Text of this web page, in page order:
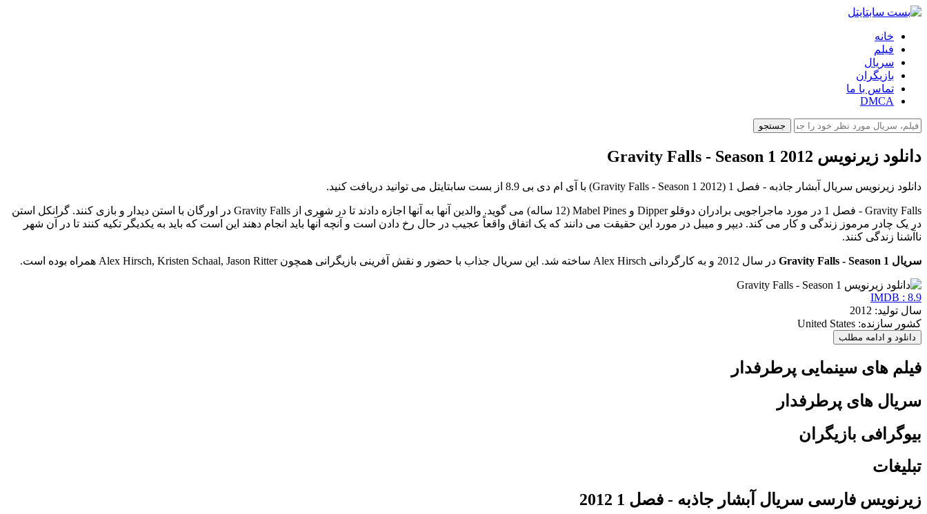
خانه
فیلم
سریال
بازیگران
تماس با ما
DMCA
جستجو
دانلود زیرنویس Gravity Falls - Season 1 2012
دانلود زیرنویس سریال آبشار جاذبه - فصل 1 (Gravity Falls - Season 1 2012) با آی ام دی بی 8.9 از بست سابتایتل می توانید دریافت کنید.
Gravity Falls - فصل 1 در مورد ماجراجویی برادران دوقلو Dipper و Mabel Pines (12 ساله) می گوید. والدین آنها به آنها اجازه دادند تا در شهری از Gravity Falls در اورگان با استن دیدار و بازی کنند. گرانکل استن
در یک چادر مرموز زندگی و کار می کند. دیپر و میبل در مورد این حقیقت می دانند که یک اتفاق واقعاً عجیب در حال رخ دادن است و آنچه آنها باید انجام دهند این است که باید به یکدیگر تکیه کنند تا در آن شهر
ناآشنا زندگی کنند.
سریال Gravity Falls - Season 1 در سال 2012 و به کارگردانی Alex Hirsch ساخته شد. این سریال جذاب با حضور و نقش آفرینی بازیگرانی همچون Alex Hirsch, Kristen Schaal, Jason Ritter همراه بوده است.
IMDB : 8.9
سال تولید: 2012
کشور سازنده: United States
دانلود و ادامه مطلب
فیلم های سینمایی پرطرفدار
سریال های پرطرفدار
بیوگرافی بازیگران
تبلیغات
زیرنویس فارسی سریال آبشار جاذبه - فصل 1 2012